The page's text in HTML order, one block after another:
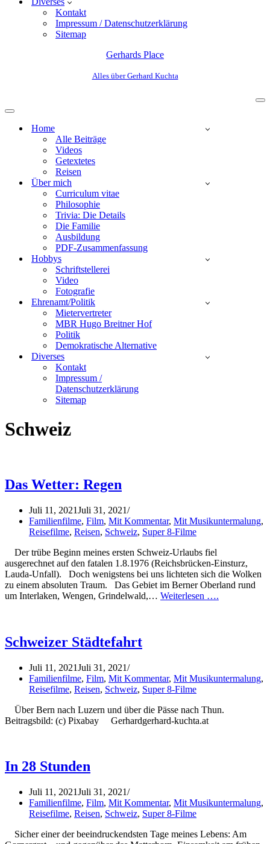
Kontakt
Impressum / Datenschutzerklärung
Sitemap
Gerhards Place
Alles über Gerhard Kuchta
Home
Alle Beiträge
Videos
Getextetes
Reisen
Über mich
Curriculum vitae
Philosophie
Trivia: Die Details
Die Familie
Ausbildung
PDF-Zusammenfassung
Hobbys
Schriftstellerei
Video
Fotografie
Ehrenamt/Politik
Mietervertreter
MBR Hugo Breitner Hof
Politik
Demokratische Alternative
Diverses
Kontakt
Impressum /
Datenschutzerklärung
Sitemap
Schweiz
Das Wetter: Regen
Juli 11, 2021Juli 31, 2021
Familienfilme, Film, Mit Kommentar, Mit Musikuntermalung,
Reisefilme, Reisen, Schweiz, Super 8-Filme
Der trübe Beginn meines ersten Schweiz-Urlaubs fiel
ausgerechnet auf den fatalen 1.8.1976 (Reichsbrücken-Einsturz,
Lauda-Unfall). Doch wenigstens bei uns lichteten sich die Wolken
zu einem absoluten Traum. Das Gebiet im Berner Oberland rund
um Interlaken, Wengen, Grindelwald,… Weiterlesen ….
Schweizer Städtefahrt
Juli 11, 2021Juli 31, 2021
Familienfilme, Film, Mit Kommentar, Mit Musikuntermalung,
Reisefilme, Reisen, Schweiz, Super 8-Filme
Über Bern nach Luzern und über die Pässe nach Thun.
Beitragsbild: (c) Pixabay Gerhardgerhard-kuchta.at
In 28 Stunden
Juli 11, 2021Juli 31, 2021
Familienfilme, Film, Mit Kommentar, Mit Musikuntermalung,
Reisefilme, Reisen, Schweiz, Super 8-Filme
Sicher einer der beeindruckendsten Tage meines Lebens: Am